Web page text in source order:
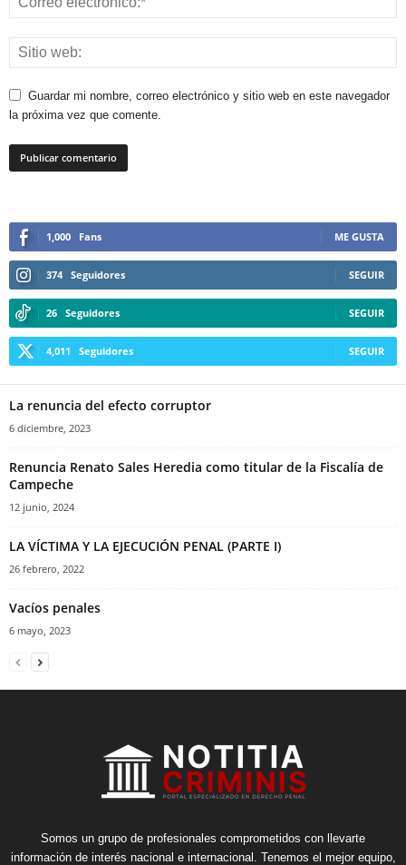
Guardar mi nombre, correo electrónico y sitio web en este navegador
la próxima vez que comente.
1,000 Fans ME GUSTA
374 Seguidores SEGUIR
26 Seguidores SEGUIR
4,011 Seguidores SEGUIR
La renuncia del efecto corruptor
6 diciembre, 2023
Renuncia Renato Sales Heredia como titular de la Fiscalía de
Campeche
12 junio, 2024
LA VÍCTIMA Y LA EJECUCIÓN PENAL (PARTE I)
26 febrero, 2022
Vacíos penales
6 mayo, 2023
Somos un grupo de profesionales comprometidos con llevarte
información de interés nacional e internacional. Tenemos el mejor equipo,